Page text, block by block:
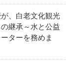
、白老文化観光
継承～水と公益
ターを務めま